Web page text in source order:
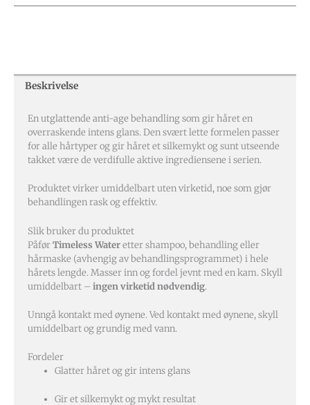
Beskrivelse
En utglattende anti-age behandling som gir håret en
overraskende intens glans. Den svært lette formelen passer
for alle hårtyper og gir håret et silkemykt og sunt utseende
takket være de verdifulle aktive ingrediensene i serien.
Produktet virker umiddelbart uten virketid, noe som gjør
behandlingen rask og effektiv.
Slik bruker du produktet
PåførTimeless Wateretter shampoo, behandling eller
hårmaske (avhengig av behandlingsprogrammet) i hele
hårets lengde. Masser inn og fordel jevnt med en kam. Skyll
umiddelbart – ingen virketid nødvendig.
Unngå kontakt med øynene. Ved kontakt med øynene, skyll
umiddelbart og grundig med vann.
Fordeler
Glatter håret og gir intens glans
Gir et silkemykt og mykt resultat